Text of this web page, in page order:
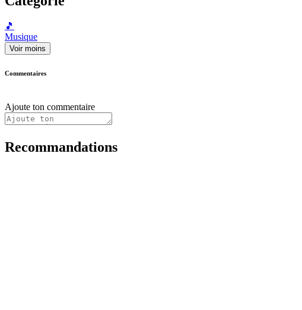
🎵
Musique
Voir moins
Commentaires
Ajoute ton commentaire
Recommandations